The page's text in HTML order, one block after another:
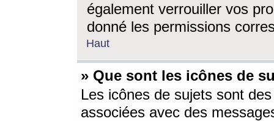
également verrouiller vos
donné les permissions
Haut
» Que sont les icônes de
Les icônes de sujets sont
associées avec des